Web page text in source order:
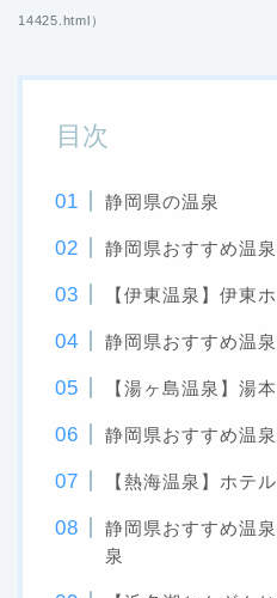
14425.html）
目次
静岡県の温泉
静岡県おすすめ温
【伊東温泉】伊東
静岡県おすすめ温
【湯ヶ島温泉】湯
静岡県おすすめ温
【熱海温泉】ホテ
静岡県おすすめ温
泉